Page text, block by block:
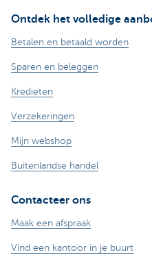
Ontdek het volledige
Betalen en betaald worden
Sparen en beleggen
Kredieten
Verzekeringen
Mijn webshop
Buitenlandse handel
Contacteer ons
Maak een afspraak
Vind een kantoor in je buurt